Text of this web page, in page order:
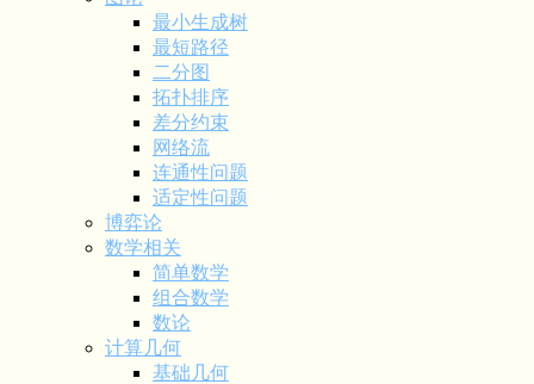
最小生成树
最短路径
二分图
拓扑排序
差分约束
网络流
连通性问题
适定性问题
博弈论
数学相关
简单数学
组合数学
数论
计算几何
基础几何